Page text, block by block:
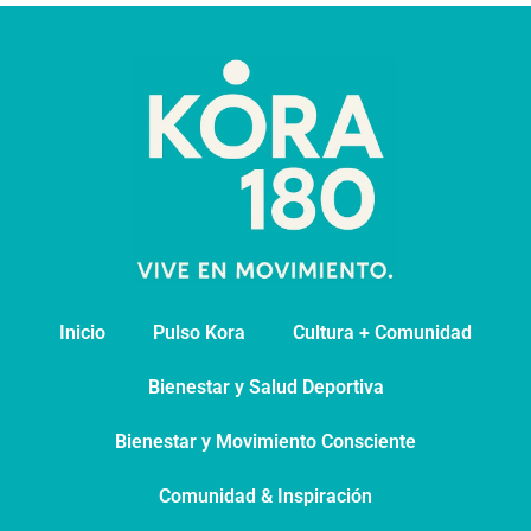
Inicio Pulso Kora ⁠Cultura + Comunidad
⁠Bienestar y Salud Deportiva
Bienestar y Movimiento Consciente
Comunidad & Inspiración